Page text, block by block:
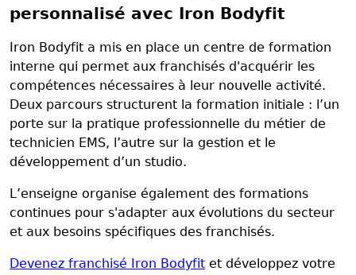
personnalisé avec Iron Bodyfit
Iron Bodyfit a mis en place un centre de formation
interne qui permet aux franchisés d'acquérir les
compétences nécessaires à leur nouvelle activité.
Deux parcours structurent la formation initiale : l’un
porte sur la pratique professionnelle du métier de
technicien EMS, l’autre sur la gestion et le
développement d’un studio.
L’enseigne organise également des formations
continues pour s'adapter aux évolutions du secteur
et aux besoins spécifiques des franchisés.
Devenez franchisé Iron Bodyfit et développez votre